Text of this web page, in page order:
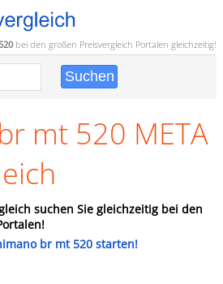
bei den großen Preisvergleich Portalen gleichzeitig!
mt 520 META
suchen Sie gleichzeitig bei den
br mt 520 starten!